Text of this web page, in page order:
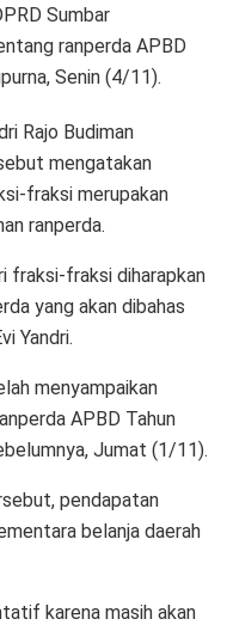
Sumbar
ranperda APBD
Senin (4/11).
Rajo Budiman
mengatakan
fraksi merupakan
ranperda.
fraksi-fraksi diharapkan
yang akan dibahas
Yandri.
menyampaikan
APBD Tahun
Jumat (1/11).
pendapatan
belanja daerah
karena masih akan